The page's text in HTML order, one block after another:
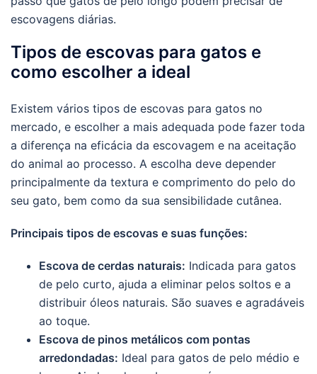
escovagens diárias.
Tipos de escovas para gatos e
como escolher a ideal
Existem vários tipos de escovas para gatos no
mercado, e escolher a mais adequada pode fazer toda
a diferença na eficácia da escovagem e na aceitação
do animal ao processo. A escolha deve depender
principalmente da textura e comprimento do pelo do
seu gato, bem como da sua sensibilidade cutânea.
Principais tipos de escovas e suas funções:
Escova de cerdas naturais: Indicada para gatos
de pelo curto, ajuda a eliminar pelos soltos e a
distribuir óleos naturais. São suaves e agradáveis
ao toque.
Escova de pinos metálicos com pontas
arredondadas: Ideal para gatos de pelo médio e